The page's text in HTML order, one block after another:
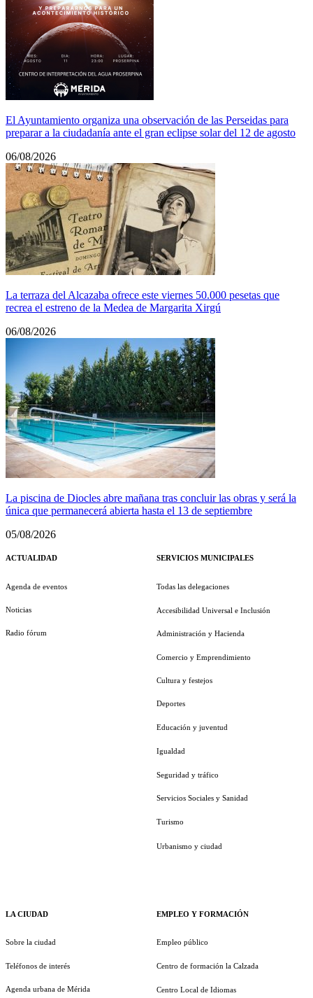
El Ayuntamiento organiza una observación de las Perseidas para
preparar a la ciudadanía ante el gran eclipse solar del 12 de agosto
06/08/2026
La terraza del Alcazaba ofrece este viernes 50.000 pesetas que
recrea el estreno de la Medea de Margarita Xirgú
06/08/2026
La piscina de Diocles abre mañana tras concluir las obras y será la
única que permanecerá abierta hasta el 13 de septiembre
05/08/2026
ACTUALIDAD
Agenda de eventos
Noticias
Radio fórum
LA CIUDAD
Sobre la ciudad
Teléfonos de interés
Agenda urbana de Mérida
SERVICIOS MUNICIPALES
Todas las delegaciones
Accesibilidad Universal e Inclusión
Administración y Hacienda
Comercio y Emprendimiento
Cultura y festejos
Deportes
Educación y juventud
Igualdad
Seguridad y tráfico
Servicios Sociales y Sanidad
Turismo
Urbanismo y ciudad
EMPLEO Y FORMACIÓN
Empleo público
Centro de formación la Calzada
Centro Local de Idiomas